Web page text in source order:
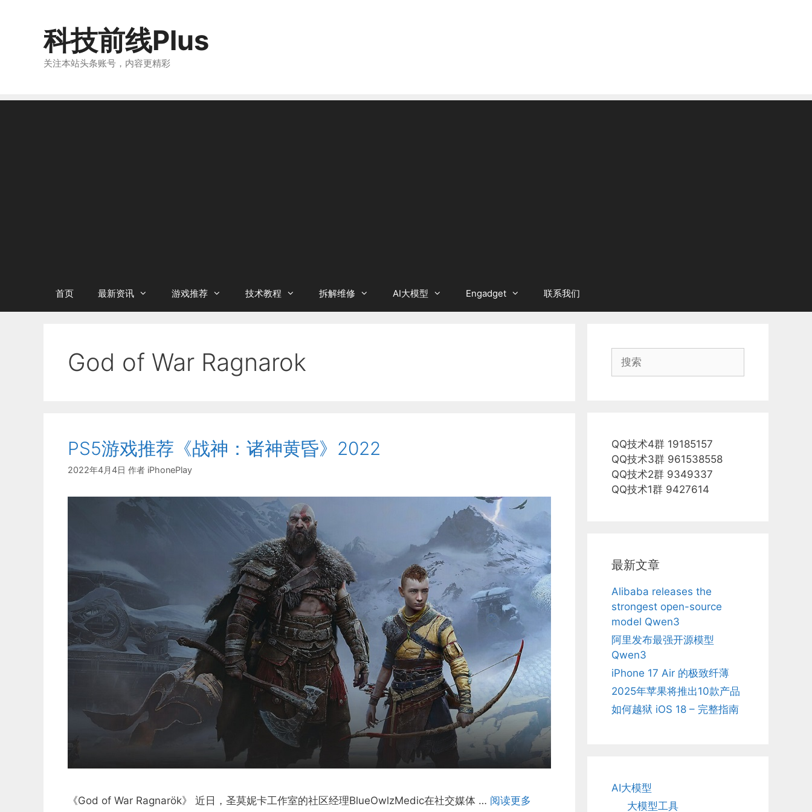
科技前线Plus
关注本站头条账号，内容更精彩
首页 最新资讯 游戏推荐 技术教程 拆解维修 AI大模型 Engadget 联系我们
God of War Ragnarok
PS5游戏推荐《战神：诸神黄昏》2022
2022年4月4日 作者 iPhonePlay
《God of War Ragnarök》 近日，圣莫妮卡工作室的社区经理BlueOwlzMedic在社交媒体 … 阅读更多
QQ技术4群 19185157
QQ技术3群 961538558
QQ技术2群 9349337
QQ技术1群 9427614
最新文章
Alibaba releases the
strongest open-source
model Qwen3
阿里发布最强开源模型
Qwen3
iPhone 17 Air 的极致纤薄
2025年苹果将推出10款产品
如何越狱 iOS 18 – 完整指南
AI大模型
大模型工具